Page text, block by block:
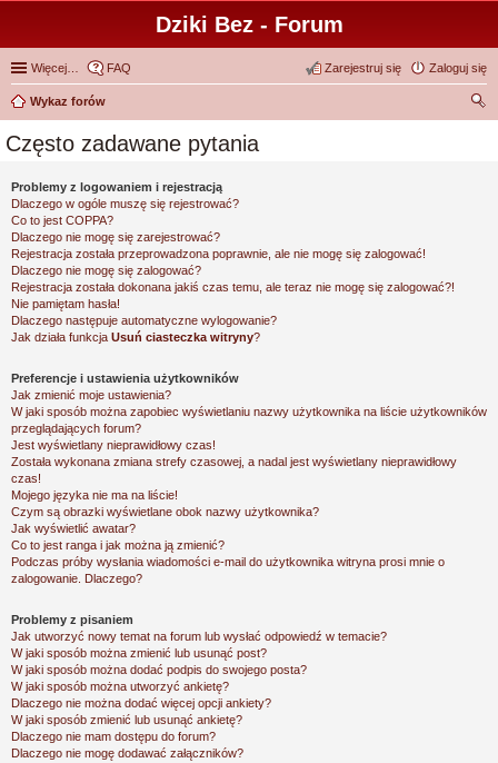
Dziki Bez - Forum
Więcej… FAQ Zaloguj się
Zarejestruj się
Wykaz forów
Często zadawane pytania
Problemy z logowaniem i rejestracją
Dlaczego w ogóle muszę się rejestrować?
Co to jest COPPA?
Dlaczego nie mogę się zarejestrować?
Rejestracja została przeprowadzona poprawnie, ale nie mogę się zalogować!
Dlaczego nie mogę się zalogować?
Rejestracja została dokonana jakiś czas temu, ale teraz nie mogę się zalogować?!
Nie pamiętam hasła!
Dlaczego następuje automatyczne wylogowanie?
Jak działa funkcja Usuń ciasteczka witryny?
Preferencje i ustawienia użytkowników
Jak zmienić moje ustawienia?
W jaki sposób można zapobiec wyświetlaniu nazwy użytkownika na liście użytkowników
przeglądających forum?
Jest wyświetlany nieprawidłowy czas!
Została wykonana zmiana strefy czasowej, a nadal jest wyświetlany nieprawidłowy
czas!
Mojego języka nie ma na liście!
Czym są obrazki wyświetlane obok nazwy użytkownika?
Jak wyświetlić awatar?
Co to jest ranga i jak można ją zmienić?
Podczas próby wysłania wiadomości e-mail do użytkownika witryna prosi mnie o
zalogowanie. Dlaczego?
Problemy z pisaniem
Jak utworzyć nowy temat na forum lub wysłać odpowiedź w temacie?
W jaki sposób można zmienić lub usunąć post?
W jaki sposób można dodać podpis do swojego posta?
W jaki sposób można utworzyć ankietę?
Dlaczego nie można dodać więcej opcji ankiety?
W jaki sposób zmienić lub usunąć ankietę?
Dlaczego nie mam dostępu do forum?
Dlaczego nie mogę dodawać załączników?